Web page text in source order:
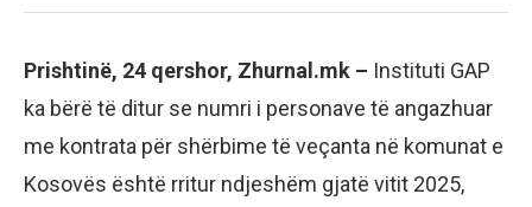
Prishtinë, 24 qershor, Zhurnal.mk – Instituti GAP
ka bërë të ditur se numri i personave të angazhuar
me kontrata për shërbime të veçanta në komunat e
Kosovës është rritur ndjeshëm gjatë vitit 2025,